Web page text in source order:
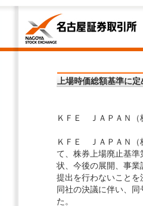
上場時価総額基準に
ＫＦＥ ＪＡＰＡＮ
ＫＦＥ ＪＡＰＡＮ（
て、株券上場廃止基
状、今後の展開、事
提出を行わないことを
同社の決議に伴い、
た。